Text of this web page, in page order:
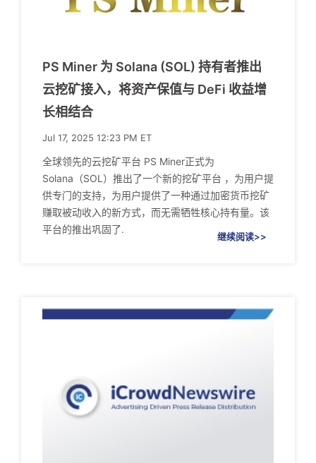
PS Miner 为 Solana (SOL) 持有者推出
云挖矿接入，将资产保值与 DeFi 收益增
长相结合
Jul 17, 2025 12:23 PM ET
全球领先的云挖矿平台 PS Miner正式为
Solana（SOL）推出了一个新的挖矿平台 ，为用户提
供专门的支持，为用户提供了一种通过加密货币挖矿
赚取被动收入的新方式，而无需牺牲核心持有量。该
平台的推出巩固了.
继续阅读>>